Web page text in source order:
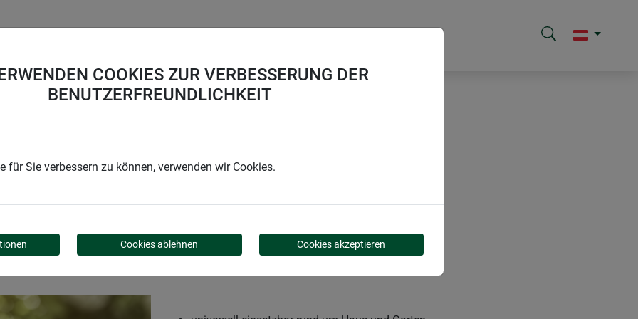
COOKIES ZUR VERBESSERUNG DER
BENUTZERFREUNDLICHKEIT
für Sie verbessern zu können, verwenden wir Cookies.
Cookies ablehnen Cookies akzeptieren